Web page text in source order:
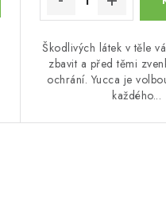
Škodlivých látek v těle
zbavit a před těmi
ochrání. Yucca je
každého...